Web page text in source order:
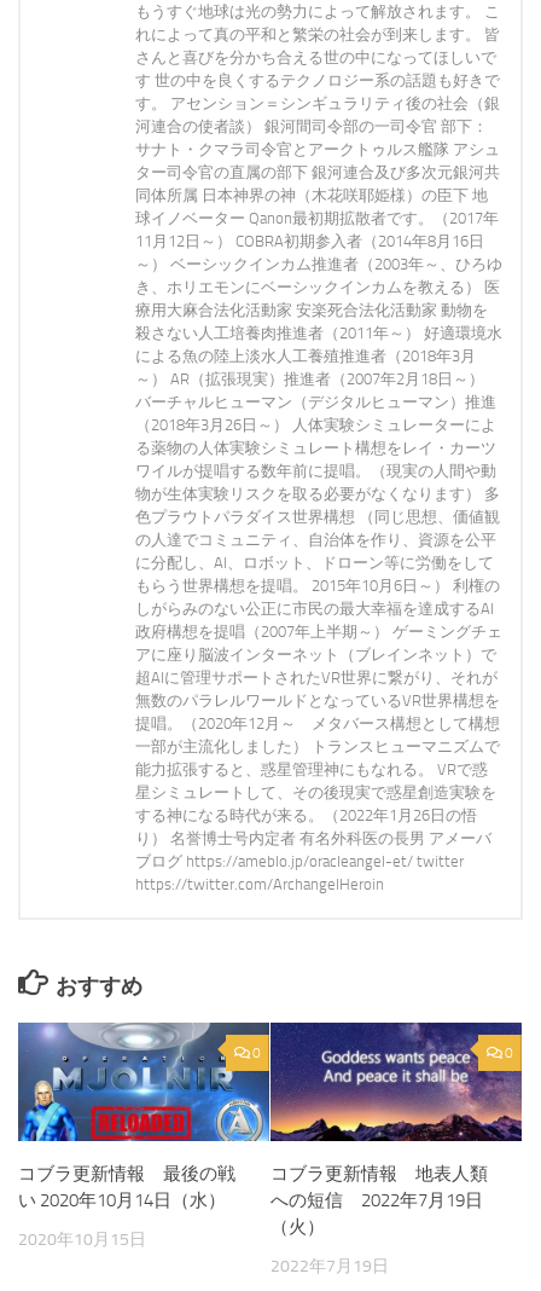
もうすぐ地球は光の勢力によって解放されます。 こ
れによって真の平和と繁栄の社会が到来します。 皆
さんと喜びを分かち合える世の中になってほしいで
す 世の中を良くするテクノロジー系の話題も好きで
す。 アセンション＝シンギュラリティ後の社会（銀
河連合の使者談） 銀河間司令部の一司令官 部下：
サナト・クマラ司令官とアークトゥルス艦隊 アシュ
ター司令官の直属の部下 銀河連合及び多次元銀河共
同体所属 日本神界の神（木花咲耶姫様）の臣下 地
球イノベーター Qanon最初期拡散者です。（2017年
11月12日～） COBRA初期参入者（2014年8月16日
～） ベーシックインカム推進者（2003年～、ひろゆ
き、ホリエモンにベーシックインカムを教える） 医
療用大麻合法化活動家 安楽死合法化活動家 動物を
殺さない人工培養肉推進者（2011年～） 好適環境水
による魚の陸上淡水人工養殖推進者（2018年3月
～） AR（拡張現実）推進者（2007年2月18日～）
バーチャルヒューマン（デジタルヒューマン）推進
（2018年3月26日～） 人体実験シミュレーターによ
る薬物の人体実験シミュレート構想をレイ・カーツ
ワイルが提唱する数年前に提唱。（現実の人間や動
物が生体実験リスクを取る必要がなくなります） 多
色プラウトパラダイス世界構想 （同じ思想、価値観
の人達でコミュニティ、自治体を作り、資源を公平
に分配し、AI、ロボット、ドローン等に労働をして
もらう世界構想を提唱。 2015年10月6日～） 利権の
しがらみのない公正に市民の最大幸福を達成するAI
政府構想を提唱（2007年上半期～） ゲーミングチェ
アに座り脳波インターネット（ブレインネット）で
超AIに管理サポートされたVR世界に繋がり、それが
無数のパラレルワールドとなっているVR世界構想を
提唱。（2020年12月～ メタバース構想として構想
一部が主流化しました） トランスヒューマニズムで
能力拡張すると、惑星管理神にもなれる。 VRで惑
星シミュレートして、その後現実で惑星創造実験を
する神になる時代が来る。（2022年1月26日の悟
り） 名誉博士号内定者 有名外科医の長男 アメーバ
ブログ https://ameblo.jp/oracleangel-et/ twitter
https://twitter.com/ArchangelHeroin
おすすめ
0
コブラ更新情報 最後の戦
い 2020年10月14日（水）
2020年10月15日
0
コブラ更新情報 地表人類
への短信 2022年7月19日
（火）
2022年7月19日